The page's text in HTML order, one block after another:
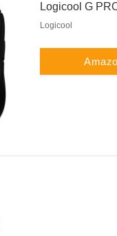
Logicool G
Logicool